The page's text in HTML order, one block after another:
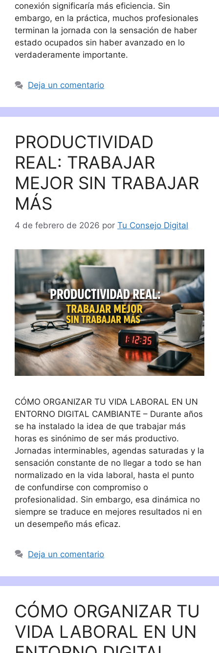
conexión significaría más eficiencia. Sin
embargo, en la práctica, muchos profesionales
terminan la jornada con la sensación de haber
estado ocupados sin haber avanzado en lo
verdaderamente importante.
Deja un comentario
PRODUCTIVIDAD
REAL: TRABAJAR
MEJOR SIN TRABAJAR
MÁS
4 de febrero de 2026 por Tu Consejo Digital
CÓMO ORGANIZAR TU VIDA LABORAL EN UN
ENTORNO DIGITAL CAMBIANTE – Durante años
se ha instalado la idea de que trabajar más
horas es sinónimo de ser más productivo.
Jornadas interminables, agendas saturadas y la
sensación constante de no llegar a todo se han
normalizado en la vida laboral, hasta el punto
de confundirse con compromiso o
profesionalidad. Sin embargo, esa dinámica no
siempre se traduce en mejores resultados ni en
un desempeño más eficaz.
Deja un comentario
CÓMO ORGANIZAR TU
VIDA LABORAL EN UN